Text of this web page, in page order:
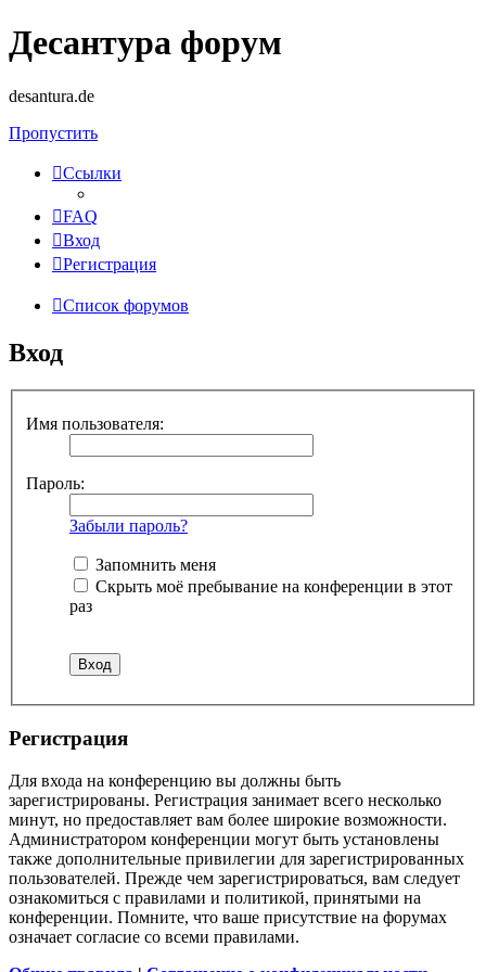
Десантура форум
desantura.de
Пропустить
Ссылки
FAQ
Вход
Регистрация
Список форумов
Вход
Имя пользователя:
Пароль:
Забыли пароль?
Запомнить меня
Скрыть моё пребывание на конференции в этот
раз
Регистрация
Для входа на конференцию вы должны быть
зарегистрированы. Регистрация занимает всего несколько
минут, но предоставляет вам более широкие возможности.
Администратором конференции могут быть установлены
также дополнительные привилегии для зарегистрированных
пользователей. Прежде чем зарегистрироваться, вам следует
ознакомиться с правилами и политикой, принятыми на
конференции. Помните, что ваше присутствие на форумах
означает согласие со всеми правилами.